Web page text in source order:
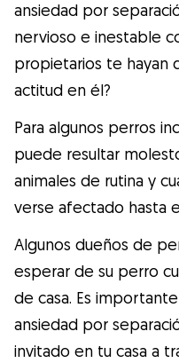
Razas
Buscar
¿Qué es
Gudog es la
reservar con el
perfecto. ¡Miles
disponibles para
fuera un miembro
las reservas
y cancelación
ansiedad por
nervioso e inestable
propietarios te hayan
actitud en él?
Para algunos perros
puede resultar
animales de rutina y
verse afectado hasta
Algunos dueños de
esperar de su perro
de casa. Es
ansiedad por
invitado en tu casa a